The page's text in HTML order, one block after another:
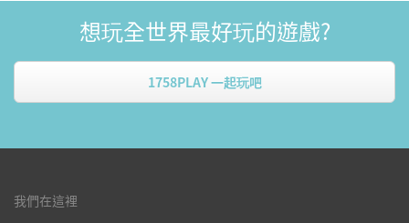
想玩全世界最好玩的遊戲?
1758PLAY 一起玩吧
我們在這裡